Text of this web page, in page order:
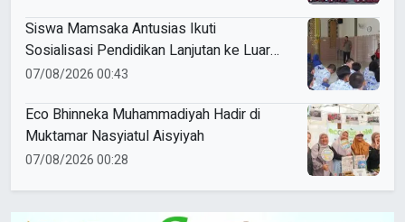
Siswa Mamsaka Antusias Ikuti
Sosialisasi Pendidikan Lanjutan ke Luar
Negeri
07/08/2026 00:43
Eco Bhinneka Muhammadiyah Hadir di
Muktamar Nasyiatul Aisyiyah
07/08/2026 00:28